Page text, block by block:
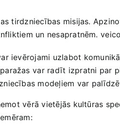
tirdzniecības misijas.
un nesapratnēm.
ievērojami uzlabot
var radīt izpratni par
modeļiem var
vērā vietējās kultūras